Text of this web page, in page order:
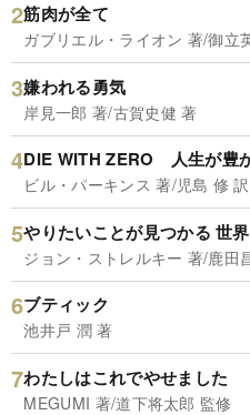
筋肉が全て
ガブリエル・ライオン 著/御立
嫌われる勇気
岸見一郎 著/古賀史健 著
DIE WITH ZERO 人生が豊
ビル・パーキンス 著/児島 修 訳
やりたいことが見つかる 世
ジョン・ストレルキー 著/鹿田
ブティック
池井戸 潤 著
わたしはこれでやせました
MEGUMI 著/道下将太郎 監修